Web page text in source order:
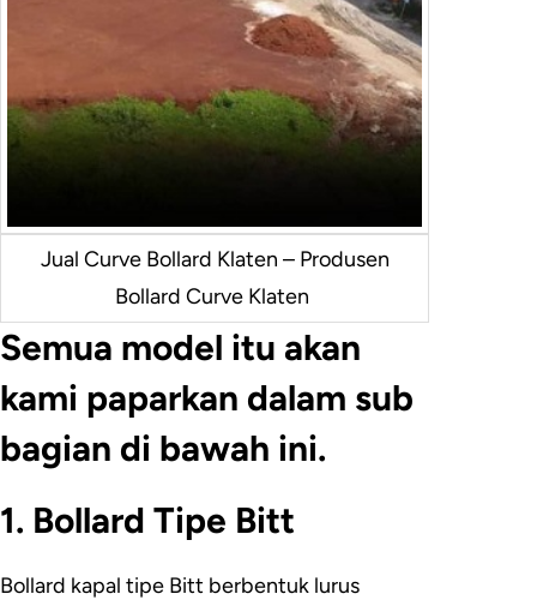
Jual Curve Bollard Klaten – Produsen
Bollard Curve Klaten
Semua model itu akan
kami paparkan dalam sub
bagian di bawah ini.
1. Bollard Tipe Bitt
Bollard kapal tipe Bitt berbentuk lurus